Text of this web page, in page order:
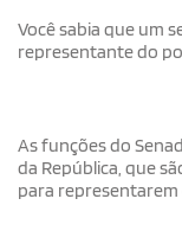
Você sabia que um
representante do
As funções do
da República, que
para representarem